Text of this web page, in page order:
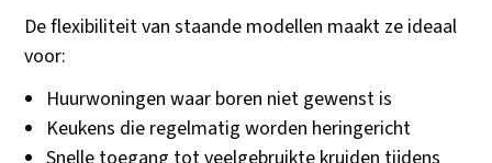
De flexibiliteit van staande modellen maakt ze ideaal
voor:
Huurwoningen waar boren niet gewenst is
Keukens die regelmatig worden heringericht